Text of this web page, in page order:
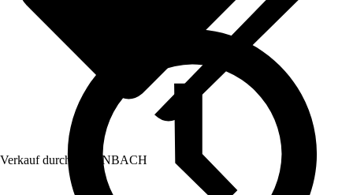
Verkauf durch: HORNBACH